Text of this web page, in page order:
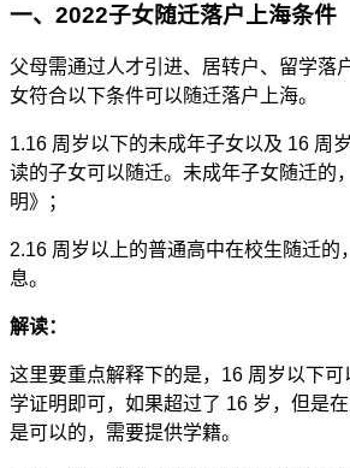
一、2022子女随迁落户上海条件
父母需通过人才引进、居转户、留学落
女符合以下条件可以随迁落户上海。
1.16 周岁以下的未成年子女以及 16 周
读的子女可以随迁。未成年子女随迁的
明》；
2.16 周岁以上的普通高中在校生随迁的
息。
解读：
这里要重点解释下的是，16 周岁以下
学证明即可，如果超过了 16 岁，但是
是可以的，需要提供学籍。